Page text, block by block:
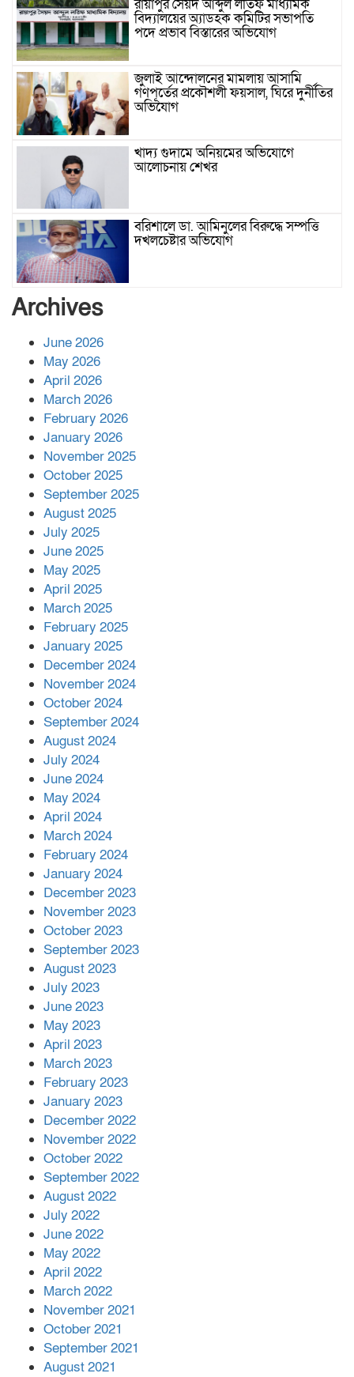
রায়াপুর সৈয়দ আব্দুল লতিফ মাধ্যমিক
বিদ্যালয়ের অ্যাডহক কমিটির সভাপতি
পদে প্রভাব বিস্তারের অভিযোগ
জুলাই আন্দোলনের মামলায় আসামি
গণপূর্তের প্রকৌশলী ফয়সাল, ঘিরে দুর্নীতির
অভিযোগ
খাদ্য গুদামে অনিয়মের অভিযোগে
আলোচনায় শেখর
বরিশালে ডা. আমিনুলের বিরুদ্ধে সম্পত্তি
দখলচেষ্টার অভিযোগ
নলছিটিতে শ্রমিকদলের অবৈধ কমিটি
প্রকাশের অভিযোগ
আহত ৪০
Archives
June 2026
May 2026
April 2026
March 2026
February 2026
January 2026
November 2025
October 2025
September 2025
August 2025
July 2025
June 2025
May 2025
April 2025
March 2025
February 2025
January 2025
December 2024
November 2024
October 2024
September 2024
August 2024
July 2024
June 2024
May 2024
April 2024
March 2024
February 2024
January 2024
December 2023
November 2023
October 2023
September 2023
August 2023
July 2023
June 2023
May 2023
April 2023
March 2023
February 2023
January 2023
December 2022
November 2022
October 2022
September 2022
August 2022
July 2022
June 2022
May 2022
April 2022
March 2022
November 2021
October 2021
September 2021
August 2021